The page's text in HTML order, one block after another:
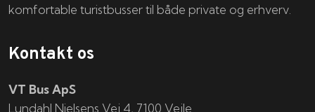
komfortable turistbusser til både private og erhverv.
Kontakt os
VT Bus ApS
​​​Lundahl Nielsens Vej 4, 7100 Vejle